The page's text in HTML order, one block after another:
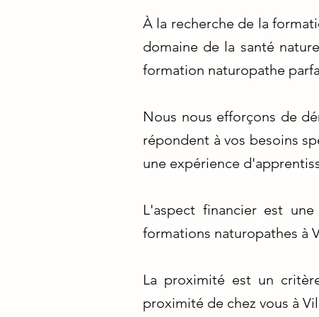
À la recherche de la
domaine de la santé
formation naturopathe
Nous nous efforçons de
répondent à vos besoins
une expérience
L'aspect financier est
formations naturopathes à
La proximité est un
proximité de chez vous à